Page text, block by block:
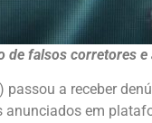
de falsos corretores e
passou a receber
anunciados em